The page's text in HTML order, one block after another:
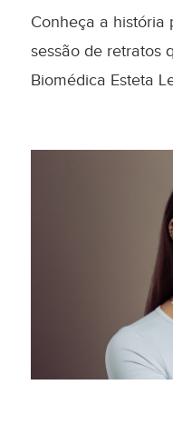
Conheça a história
sessão de retratos
Biomédica Esteta